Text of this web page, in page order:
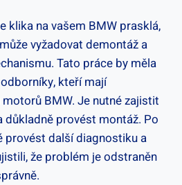
klika na vašem ‌BMW prasklá,
vyžadovat ‍demontáž a⁤
Tato práce⁢ by⁢ měla⁣
kteří mají
BMW. ⁢Je nutné ‍zajistit⁤
důkladně provést ⁤montáž. Po⁤
​provést ‌další diagnostiku a
že problém⁣ je odstraněn